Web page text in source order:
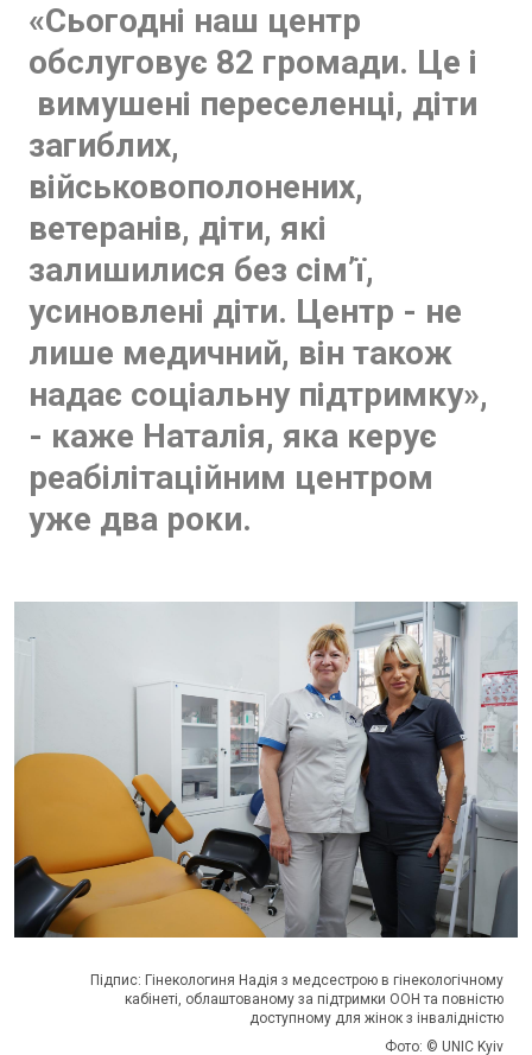
«Сьогодні наш центр
обслуговує 82 громади. Це і
вимушені переселенці, діти
загиблих,
військовополонених,
ветеранів, діти, які
залишилися без сім’ї,
усиновлені діти. Центр - не
лише медичний, він також
надає соціальну підтримку»,
- каже Наталія, яка керує
реабілітаційним центром
уже два роки.
Підпис: Гінекологиня Надія з медсестрою в гінекологічному
кабінеті, облаштованому за підтримки ООН та повністю
доступному для жінок з інвалідністю
Фото: © UNIC Kyiv